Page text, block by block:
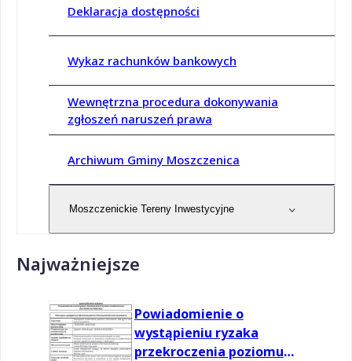
Deklaracja dostępności
Wykaz rachunków bankowych
Wewnętrzna procedura dokonywania
zgłoszeń naruszeń prawa
Archiwum Gminy Moszczenica
Moszczenickie Tereny Inwestycyjne
Najważniejsze
Powiadomienie o
wystąpieniu ryzaka
przekroczenia poziomu